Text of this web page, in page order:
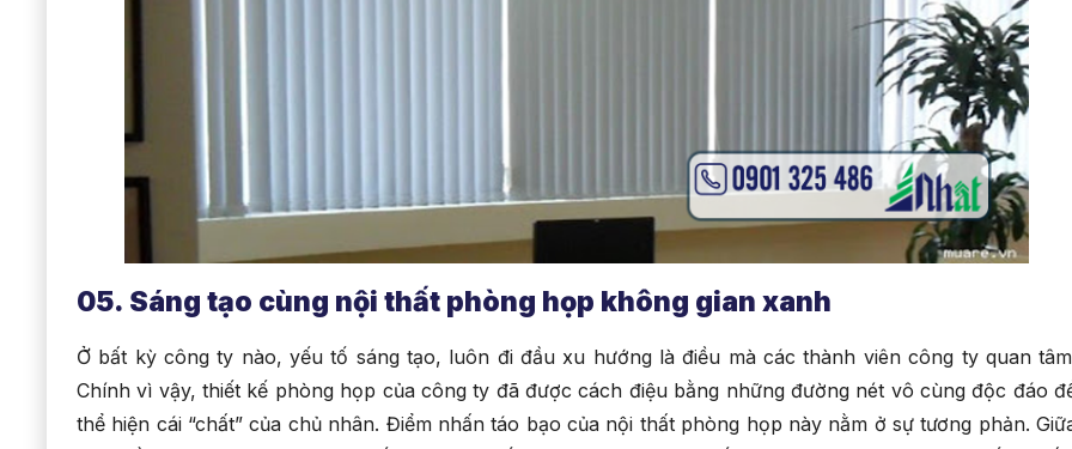
05. Sáng tạo cùng nội thất phòng họp không gian xanh
Ở bất kỳ công ty nào, yếu tố sáng tạo, luôn đi đầu xu hướng là điều mà các thành viên công ty quan
Chính vì vậy, thiết kế phòng họp của công ty đã được cách điệu bằng những đường nét vô cùng độc đáo
thể hiện cái “chất” của chủ nhân. Điểm nhấn táo bạo của nội thất phòng họp này nằm ở sự tương phản.